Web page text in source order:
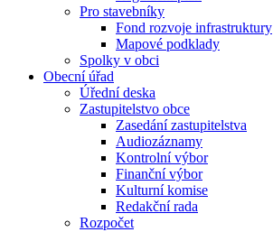
Pro stavebníky
Fond rozvoje infrastruktury
Mapové podklady
Spolky v obci
Obecní úřad
Úřední deska
Zastupitelstvo obce
Zasedání zastupitelstva
Audiozáznamy
Kontrolní výbor
Finanční výbor
Kulturní komise
Redakční rada
Rozpočet